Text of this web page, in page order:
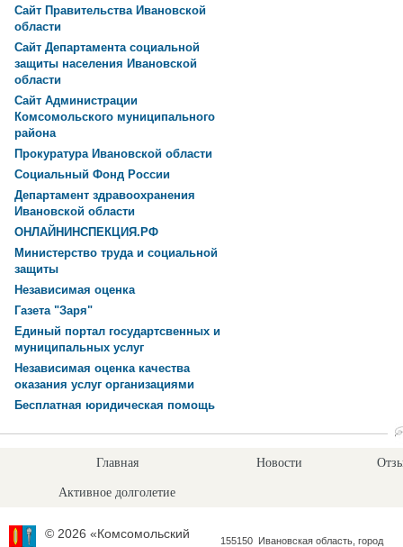
Сайт Правительства Ивановской
области
Сайт Департамента социальной
защиты населения Ивановской
области
Сайт Администрации
Комсомольского муниципального
района
Прокуратура Ивановской области
Социальный Фонд России
Департамент здравоохранения
Ивановской области
ОНЛАЙНИНСПЕКЦИЯ.РФ
Министерство труда и социальной
защиты
Независимая оценка
Газета "Заря"
Единый портал государтсвенных и
муниципальных услуг
Независимая оценка качества
оказания услуг организациями
Бесплатная юридическая помощь
Главная Новости
Активное долголетие
© 2026 «Комсомольский
155150 Ивановская область, город